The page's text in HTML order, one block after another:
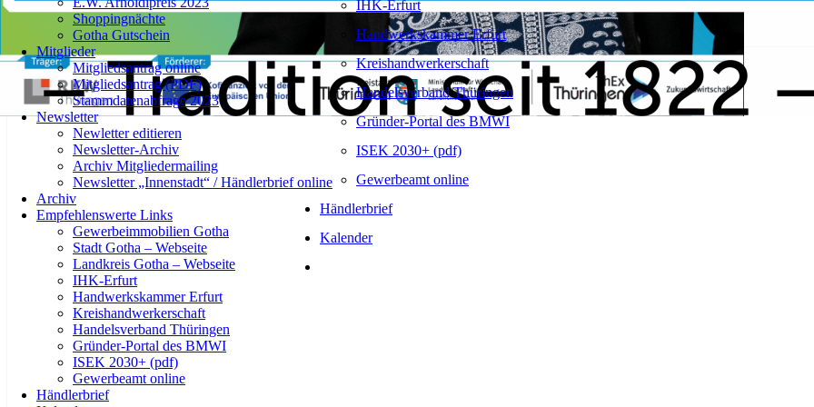
IHK-Erfurt
Handwerkskammer Erfurt
Kreishandwerkerschaft
Handelsverband Thüringen
Gründer-Portal des BMWI
ISEK 2030+ (pdf)
Gewerbeamt online
Händlerbrief
Kalender
Shoppingnächte
Gotha Gutschein
Mitglieder
Mitgliedsantrag online
Mitgliedsantrag (PDF)
Stammdatenabfrage 2023
Newsletter
Newletter editieren
Newsletter-Archiv
Archiv Mitgliedermailing
Newsletter „Innenstadt“ / Händlerbrief online
Archiv
Empfehlenswerte Links
Gewerbeimmobilien Gotha
Stadt Gotha – Webseite
Landkreis Gotha – Webseite
IHK-Erfurt
Handwerkskammer Erfurt
Kreishandwerkerschaft
Handelsverband Thüringen
Gründer-Portal des BMWI
ISEK 2030+ (pdf)
Gewerbeamt online
Händlerbrief
Händler für Siebträgermaschinen und Vollautomaten
(Gastronomie und privat)